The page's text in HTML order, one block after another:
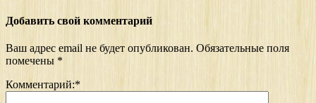
Добавить свой комментарий
Ваш адрес email не будет опубликован. Обязательные поля
помечены *
Комментарий:*